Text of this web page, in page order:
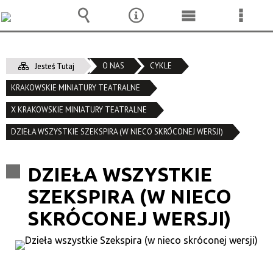
Jesteś Tutaj O NAS CYKLE
KRAKOWSKIE MINIATURY TEATRALNE
X KRAKOWSKIE MINIATURY TEATRALNE
DZIEŁA WSZYSTKIE SZEKSPIRA (W NIECO SKRÓCONEJ WERSJI)
DZIEŁA WSZYSTKIE
SZEKSPIRA (W NIECO
SKRÓCONEJ WERSJI)
Wyszukiwarka
NarzędziaMenu
Menu